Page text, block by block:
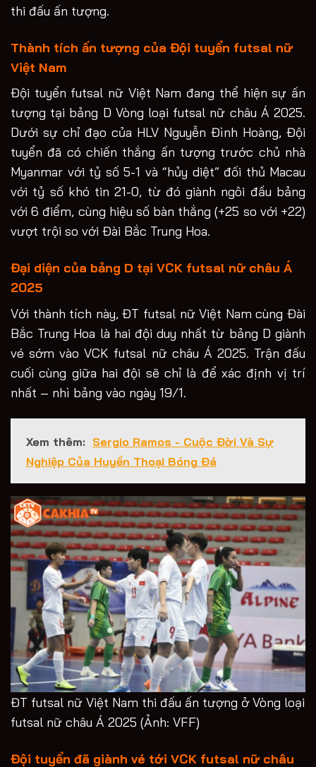
thi đấu ấn tượng.
Thành tích ấn tượng của Đội tuyển futsal nữ
Việt Nam
Đội tuyển futsal nữ Việt Nam đang thể hiện sự ấn
tượng tại bảng D Vòng loại futsal nữ châu Á 2025.
Dưới sự chỉ đạo của HLV Nguyễn Đình Hoàng, Đội
tuyển đã có chiến thắng ấn tượng trước chủ nhà
Myanmar với tỷ số 5-1 và “hủy diệt” đối thủ Macau
với tỷ số khó tin 21-0, từ đó giành ngôi đầu bảng
với 6 điểm, cùng hiệu số bàn thắng (+25 so với +22)
vượt trội so với Đài Bắc Trung Hoa.
Đại diện của bảng D tại VCK futsal nữ châu Á
2025
Với thành tích này, ĐT futsal nữ Việt Nam cùng Đài
Bắc Trung Hoa là hai đội duy nhất từ bảng D giành
vé sớm vào VCK futsal nữ châu Á 2025. Trận đấu
cuối cùng giữa hai đội sẽ chỉ là để xác định vị trí
nhất – nhì bảng vào ngày 19/1.
Xem thêm: Sergio Ramos - Cuộc Đời Và Sự
Nghiệp Của Huyền Thoại Bóng Đá
ĐT futsal nữ Việt Nam thi đấu ấn tượng ở Vòng loại
futsal nữ châu Á 2025 (Ảnh: VFF)
Đội tuyển đã giành vé tới VCK futsal nữ châu